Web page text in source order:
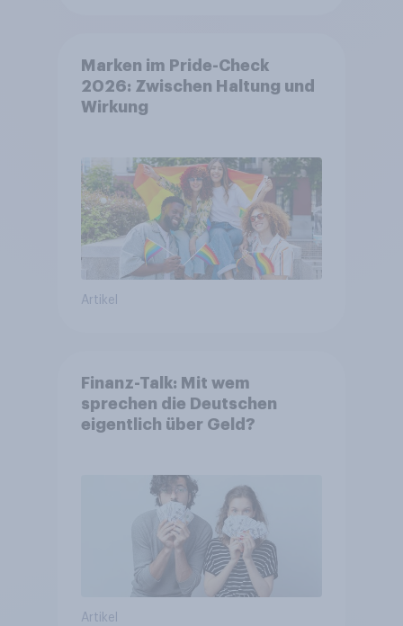
Marken im Pride-Check
2026: Zwischen Haltung und
Wirkung
Artikel
Finanz-Talk: Mit wem
sprechen die Deutschen
eigentlich über Geld?
Artikel